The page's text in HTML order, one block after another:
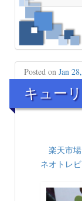
Posted on Jan
キュー
楽天市場
ネオトレ